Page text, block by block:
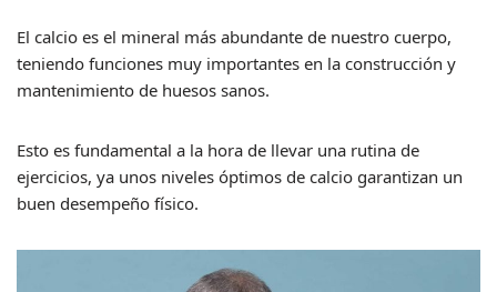
El calcio es el mineral más abundante de nuestro cuerpo,
teniendo funciones muy importantes en la construcción y
mantenimiento de huesos sanos.
Esto es fundamental a la hora de llevar una rutina de
ejercicios, ya unos niveles óptimos de calcio garantizan un
buen desempeño físico.